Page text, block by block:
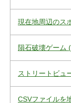
現在地周辺のス
隕石破壊ゲーム
ストリートビュ
CSVファイルを